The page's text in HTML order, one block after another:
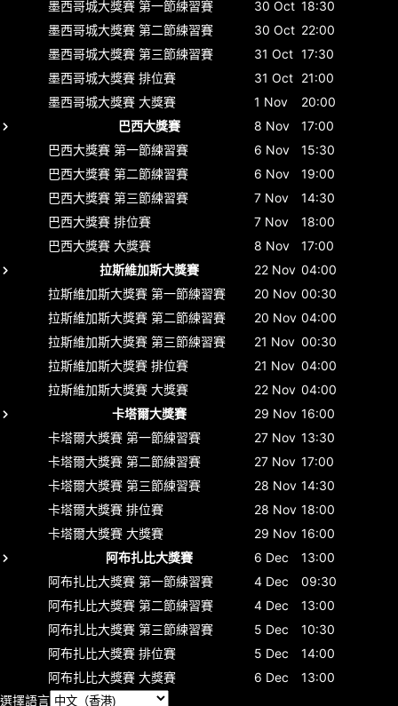
墨西哥城大獎賽 第一節練習賽 30 Oct 18:30
墨西哥城大獎賽 第二節練習賽 30 Oct 22:00
墨西哥城大獎賽 第三節練習賽 31 Oct 17:30
墨西哥城大獎賽 排位賽 31 Oct 21:00
墨西哥城大獎賽 大獎賽 1 Nov
20:00
巴西大獎賽
8 Nov
17:00
巴西大獎賽 第一節練習賽 6 Nov
15:30
巴西大獎賽 第二節練習賽 6 Nov
19:00
巴西大獎賽 第三節練習賽 7 Nov
14:30
巴西大獎賽 排位賽 7 Nov
18:00
巴西大獎賽 大獎賽 8 Nov
17:00
拉斯維加斯大獎賽
22 Nov 04:00
拉斯維加斯大獎賽 第一節練習賽 20 Nov 00:30
拉斯維加斯大獎賽 第二節練習賽 20 Nov 04:00
拉斯維加斯大獎賽 第三節練習賽 21 Nov 00:30
拉斯維加斯大獎賽 排位賽 21 Nov 04:00
拉斯維加斯大獎賽 大獎賽 22 Nov 04:00
卡塔爾大獎賽
29 Nov 16:00
卡塔爾大獎賽 第一節練習賽 27 Nov 13:30
卡塔爾大獎賽 第二節練習賽 27 Nov 17:00
卡塔爾大獎賽 第三節練習賽 28 Nov 14:30
卡塔爾大獎賽 排位賽 28 Nov 18:00
卡塔爾大獎賽 大獎賽 29 Nov 16:00
阿布扎比大獎賽
6 Dec
13:00
阿布扎比大獎賽 第一節練習賽 4 Dec
09:30
阿布扎比大獎賽 第二節練習賽 4 Dec
13:00
阿布扎比大獎賽 第三節練習賽 5 Dec
10:30
阿布扎比大獎賽 排位賽 5 Dec
14:00
阿布扎比大獎賽 大獎賽 6 Dec
13:00
選擇語言